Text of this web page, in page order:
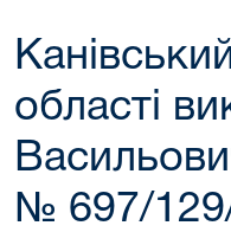
області
№ 697/